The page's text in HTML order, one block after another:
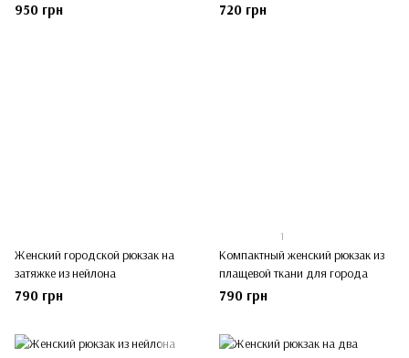
950 грн 720 грн
Женский городской рюкзак на
затяжке из нейлона
790 грн
1
Компактный женский рюкзак из
плащевой ткани для города
790 грн